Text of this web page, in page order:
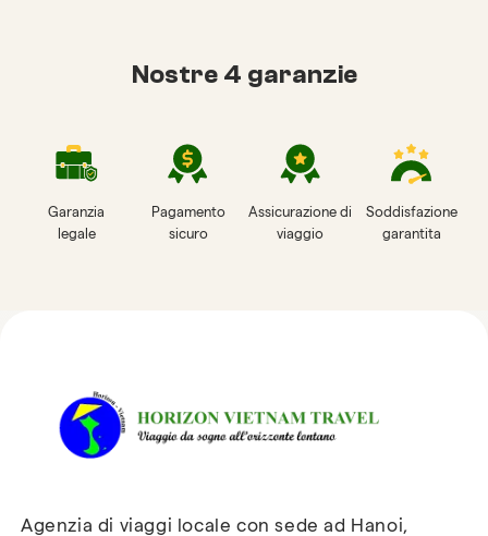
Nostre 4 garanzie
Garanzia
legale
Pagamento
sicuro
Assicurazione di
viaggio
Soddisfazione
garantita
Vietnam Travel
Agenzia di viaggi locale con sede ad Hanoi,